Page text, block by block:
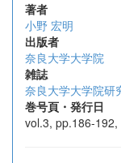
著者
小野 宏明
出版者
奈良大学大学院
雑誌
奈良大学大学院研
巻号頁・発行日
vol.3, pp.186-192,